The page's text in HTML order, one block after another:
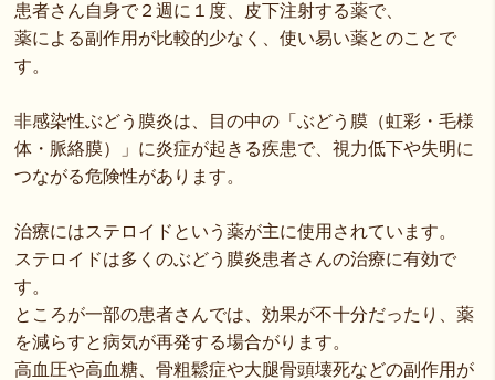
患者さん自身で２週に１度、皮下注射する薬で、
薬による副作用が比較的少なく、使い易い薬とのことで
す。
非感染性ぶどう膜炎は、目の中の「ぶどう膜（虹彩・毛様
体・脈絡膜）」に炎症が起きる疾患で、視力低下や失明に
つながる危険性があります。
治療にはステロイドという薬が主に使用されています。
ステロイドは多くのぶどう膜炎患者さんの治療に有効で
す。
ところが一部の患者さんでは、効果が不十分だったり、薬
を減らすと病気が再発する場合がります。
高血圧や高血糖、骨粗鬆症や大腿骨頭壊死などの副作用が